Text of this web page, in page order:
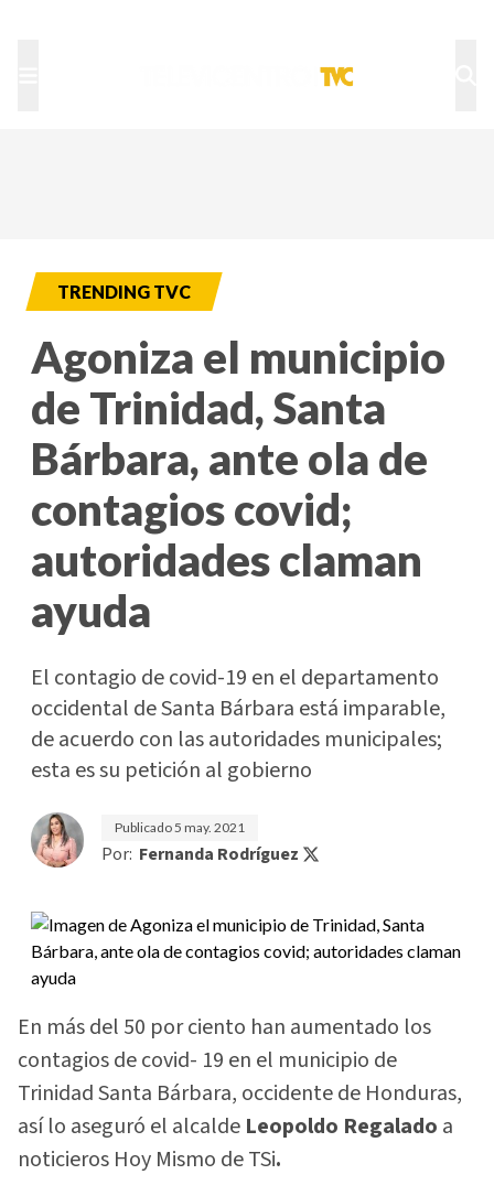
TRENDING TVC
Agoniza el municipio
de Trinidad, Santa
Bárbara, ante ola de
contagios covid;
autoridades claman
ayuda
El contagio de covid-19 en el departamento
occidental de Santa Bárbara está imparable,
de acuerdo con las autoridades municipales;
esta es su petición al gobierno
Publicado5 may. 2021
Por: Fernanda Rodríguez
En más del 50 por ciento han aumentado los
contagios de covid- 19 en el municipio de
Trinidad Santa Bárbara, occidente de Honduras,
así lo aseguró el alcalde Leopoldo Regalado a
noticieros Hoy Mismo de TSi.